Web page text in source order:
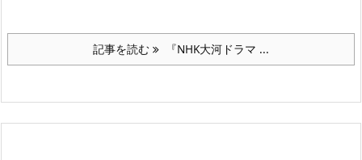
記事を読む 『NHK大河ドラマ ...